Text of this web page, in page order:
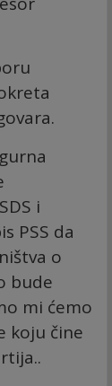
i
PSS da
o
bude
mi ćemo
koju čine